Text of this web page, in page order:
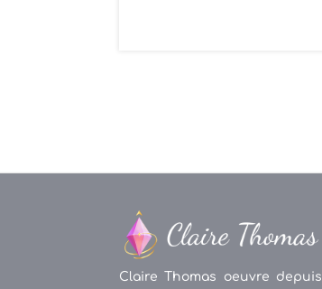
Claire Thomas oeuvre depuis